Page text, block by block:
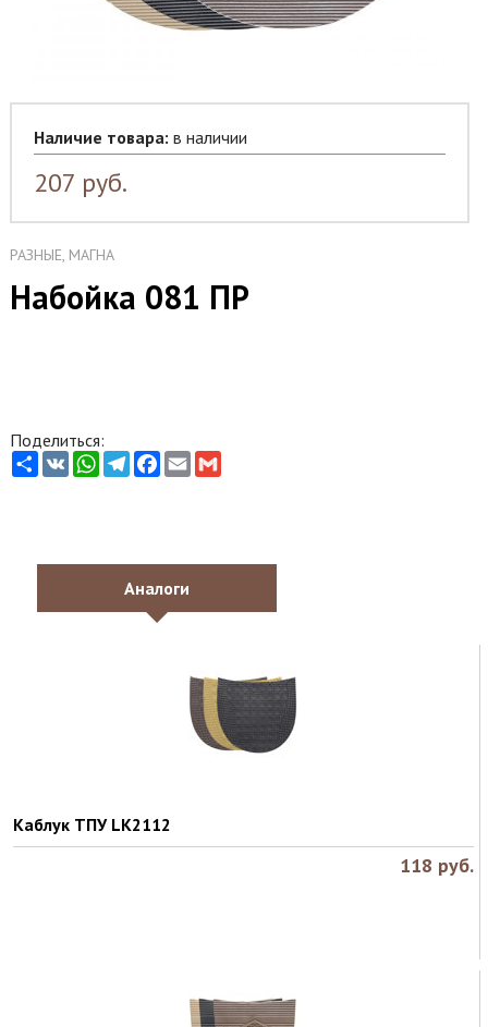
РАЗНЫЕ, МАГНА
Набойка 081 ПР
Поделиться:
ShareVK WhatsApp
Telegram
Facebook
EmailGmail
Наличие товара: в наличии
207 руб.
Аналоги
Каблук ТПУ LK2112
118 руб.